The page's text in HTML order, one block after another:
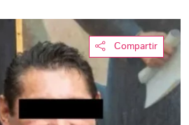
en Morelos
Compartir